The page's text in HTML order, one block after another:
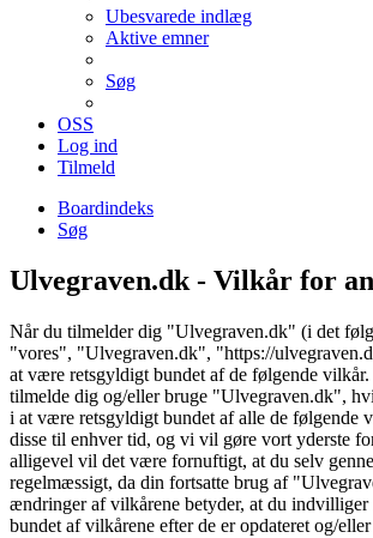
Ubesvarede indlæg
Aktive emner
Søg
OSS
Log ind
Tilmeld
Boardindeks
Søg
Ulvegraven.dk - Vilkår for
Når du tilmelder dig "Ulvegraven.dk" (i det
"vores", "Ulvegraven.dk", "https://
at være retsgyldigt bundet af de følgende
tilmelde dig og/eller bruge "Ulvegraven.dk",
i at være retsgyldigt bundet af alle de følgende
disse til enhver tid, og vi vil gøre vort yderste
alligevel vil det være fornuftigt, at du selv
regelmæssigt, da din fortsatte brug af
ændringer af vilkårene betyder, at du
bundet af vilkårene efter de er opdateret og/